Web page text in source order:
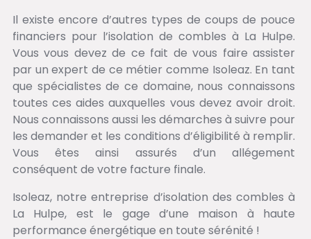
Il existe encore d’autres types de coups de pouce
financiers pour l’isolation de combles à La Hulpe.
Vous vous devez de ce fait de vous faire assister
par un expert de ce métier comme Isoleaz. En tant
que spécialistes de ce domaine, nous connaissons
toutes ces aides auxquelles vous devez avoir droit.
Nous connaissons aussi les démarches à suivre pour
les demander et les conditions d’éligibilité à remplir.
Vous êtes ainsi assurés d’un allégement
conséquent de votre facture finale.
Isoleaz, notre entreprise d’isolation des combles à
La Hulpe, est le gage d’une maison à haute
performance énergétique en toute sérénité !